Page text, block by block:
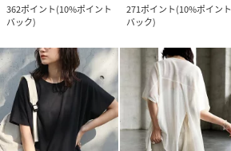
362ポイント(10%ポイント
バック)
271ポイント(10%ポイント
バック)